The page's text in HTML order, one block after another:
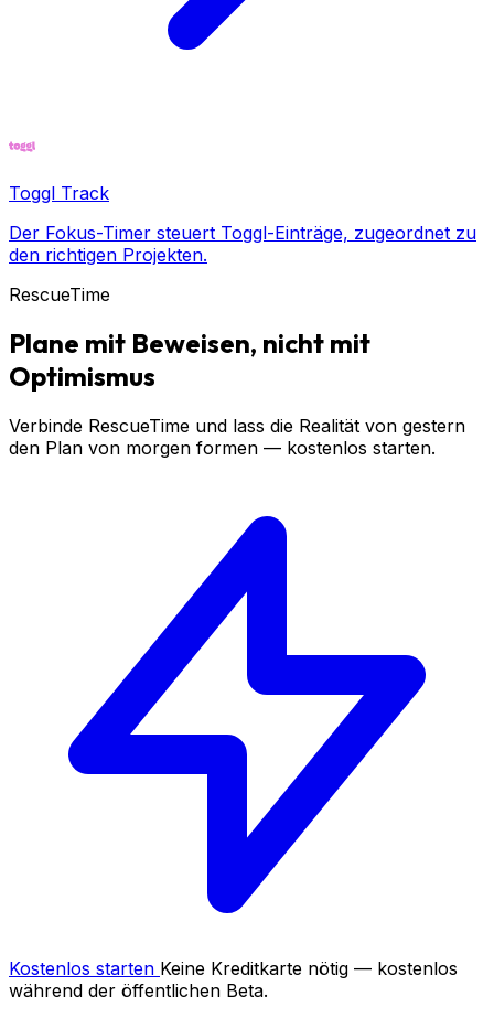
Toggl Track
Der Fokus-Timer steuert Toggl-Einträge, zugeordnet zu
den richtigen Projekten.
RescueTime
Plane mit Beweisen, nicht mit
Optimismus
Verbinde RescueTime und lass die Realität von gestern
den Plan von morgen formen — kostenlos starten.
Kostenlos starten Keine Kreditkarte nötig — kostenlos
während der öffentlichen Beta.